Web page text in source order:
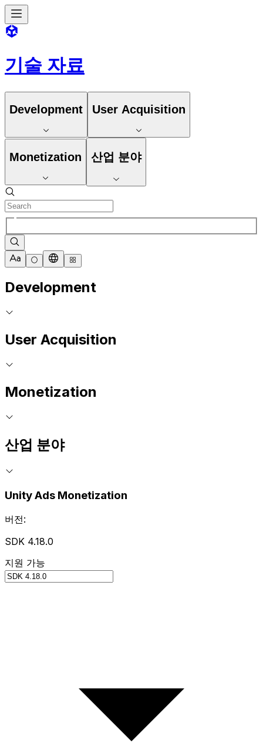
기술 자료
Development User Acquisition
Monetization 산업 분야
Development
User Acquisition
Monetization
산업 분야
Unity Ads Monetization
버전:
SDK 4.18.0
지원 가능